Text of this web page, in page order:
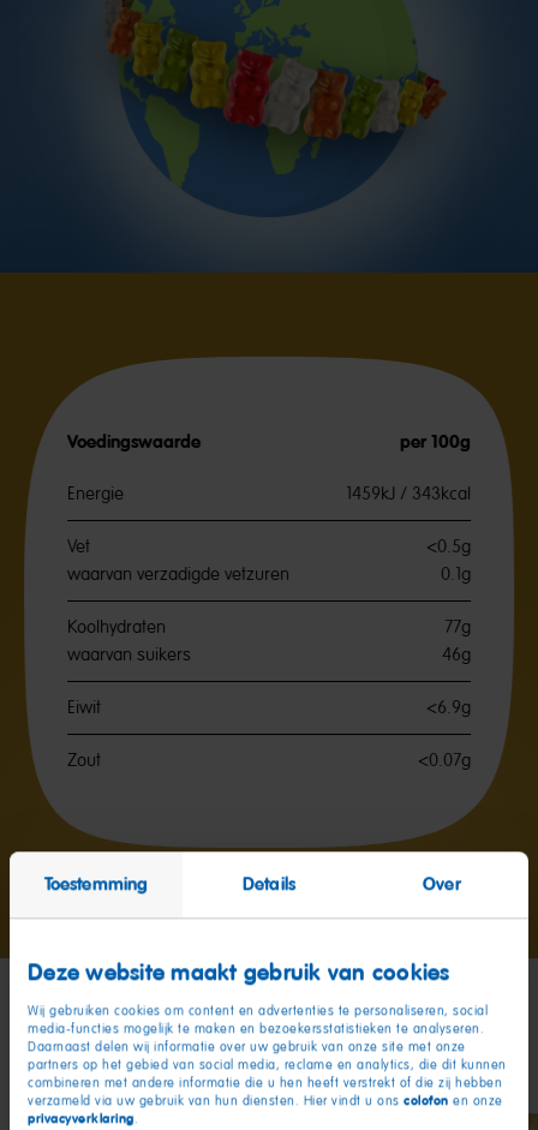
Toestemming Details Over
Deze website maakt gebruik van cookies
Wij gebruiken cookies om content en advertenties te personaliseren, social
media-functies mogelijk te maken en bezoekersstatistieken te analyseren.
Daarnaast delen wij informatie over uw gebruik van onze site met onze
partners op het gebied van social media, reclame en analytics, die dit kunnen
combineren met andere informatie die u hen heeft verstrekt of die zij hebben
verzameld via uw gebruik van hun diensten. Hier vindt u ons colofon en onze
privacyverklaring.
Voedingswaarde per 100g
Energie 1459kJ / 343kcal
Vet
<0.5g
waarvan verzadigde vetzuren
0.1g
Koolhydraten
77g
waarvan suikers
46g
Eiwit <6.9g
Zout <0.07g
Ga
naar
Ga
naar
2
naar
3
Mijn vrienden